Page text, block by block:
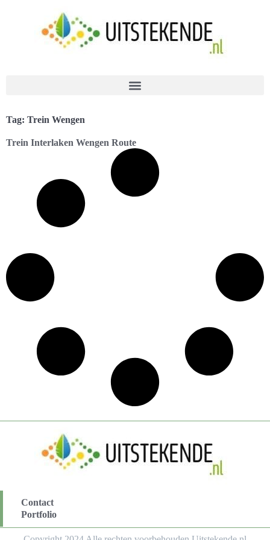
Tag: Trein Wengen
Trein Interlaken Wengen Route
Contact
Portfolio